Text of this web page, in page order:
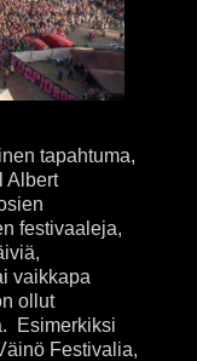
tapahtuma,
Albert
festivaaleja,
vaikkapa
ollut
Esimerkiksi
Festivalia,